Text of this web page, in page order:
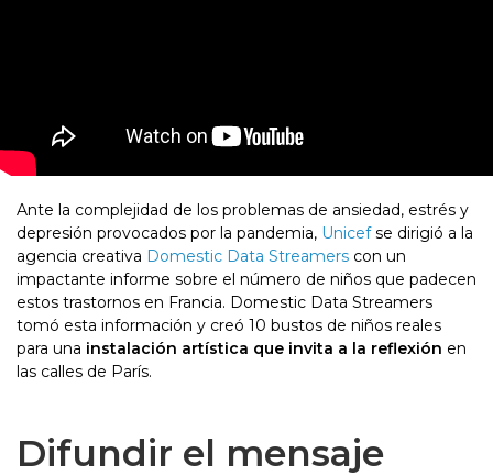
Ante la complejidad de los problemas de ansiedad, estrés y
depresión provocados por la pandemia, Unicefse dirigió a la
agencia creativa Domestic Data Streamers con un
impactante informe sobre el número de niños que padecen
estos trastornos en Francia. Domestic Data Streamers
tomó esta información y creó 10 bustos de niños reales
para una instalación artística que invita a la reflexión en
las calles de París.
Difundir el mensaje